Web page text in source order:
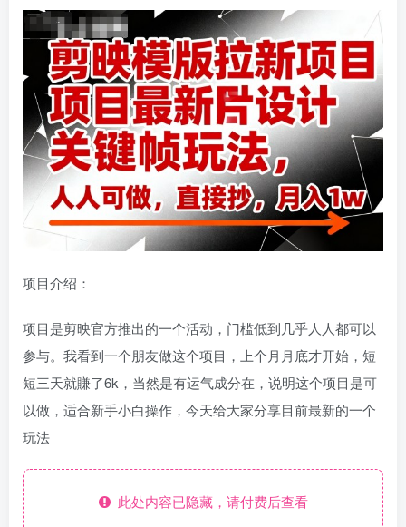
项目介绍：
项目是剪映官方推出的一个活动，门槛低到几乎人人都可以
参与。我看到一个朋友做这个项目，上个月月底才开始，短
短三天就賺了6k，当然是有运气成分在，说明这个项目是可
以做，适合新手小白操作，今天给大家分享目前最新的一个
玩法
此处内容已隐藏，请付费后查看